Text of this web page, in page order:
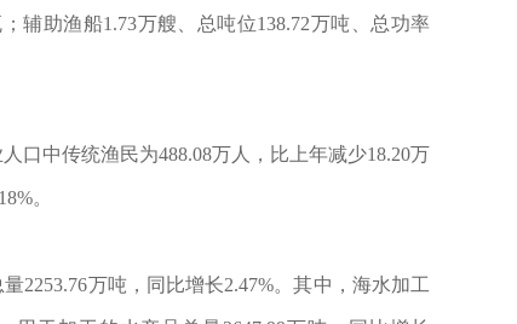
辅助渔船1.73万艘、总吨位138.72万吨、总功率
口中传统渔民为488.08万人，比上年减少18.20万
。
2253.76万吨，同比增长2.47%。其中，海水加工